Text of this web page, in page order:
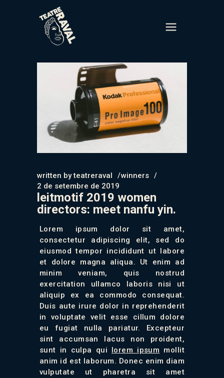
written byteatreraval
winners
2 de setembre de 2019
leitmotif 2019 women
directors: meet nanfu yin.
Lorem ipsum dolor sit amet,
consectetur adipiscing elit, sed do
eiusmod tempor incididunt ut labore
et dolore magna aliqua. Ut enim ad
minim veniam, quis nostrud
exercitation ullamco laboris nisi ut
aliquip ex ea commodo consequat.
Duis aute irure dolor in reprehenderit
in voluptate velit esse cillum dolore
eu fugiat nulla pariatur. Excepteur
sint accumsan lacus non proident,
sunt in culpa qui lorem ipsum mollit
anim id est laborum. Donec enim diam
vulputate ut pharetra sit amet